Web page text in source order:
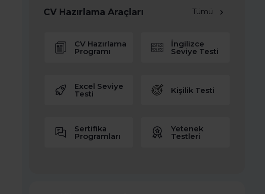
CV Hazırlama Araçları Tümü
CV Hazırlama
Programı
İngilizce
Seviye Testi
Excel Seviye
Testi Kişilik Testi
Sertifika
Programları
Yetenek
Testleri